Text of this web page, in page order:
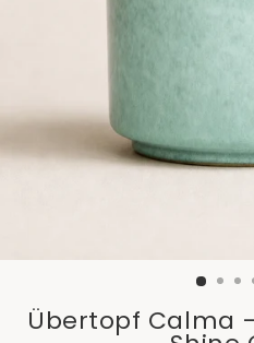
Übertopf Calma